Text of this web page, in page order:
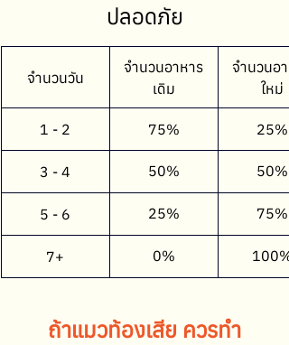
ปลอดภัย
จำนวนวัน
จำนวนอาหาร
เดิม
จำนวนอา
ใหม่
1 - 2 75% 25%
3 - 4 50% 50%
5 - 6 25% 75%
7+ 0% 100%
ถ้าแมวท้องเสีย ควรทำ